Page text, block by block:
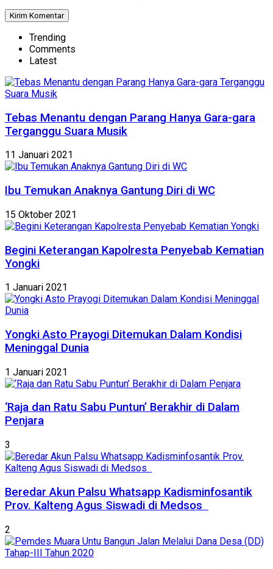
Trending
Comments
Latest
Tebas Menantu dengan Parang Hanya Gara-gara
Terganggu Suara Musik
11 Januari 2021
Ibu Temukan Anaknya Gantung Diri di WC
15 Oktober 2021
Begini Keterangan Kapolresta Penyebab Kematian
Yongki
1 Januari 2021
Yongki Asto Prayogi Ditemukan Dalam Kondisi
Meninggal Dunia
1 Januari 2021
‘Raja dan Ratu Sabu Puntun’ Berakhir di Dalam
Penjara
3
Beredar Akun Palsu Whatsapp Kadisminfosantik
Prov. Kalteng Agus Siswadi di Medsos
2